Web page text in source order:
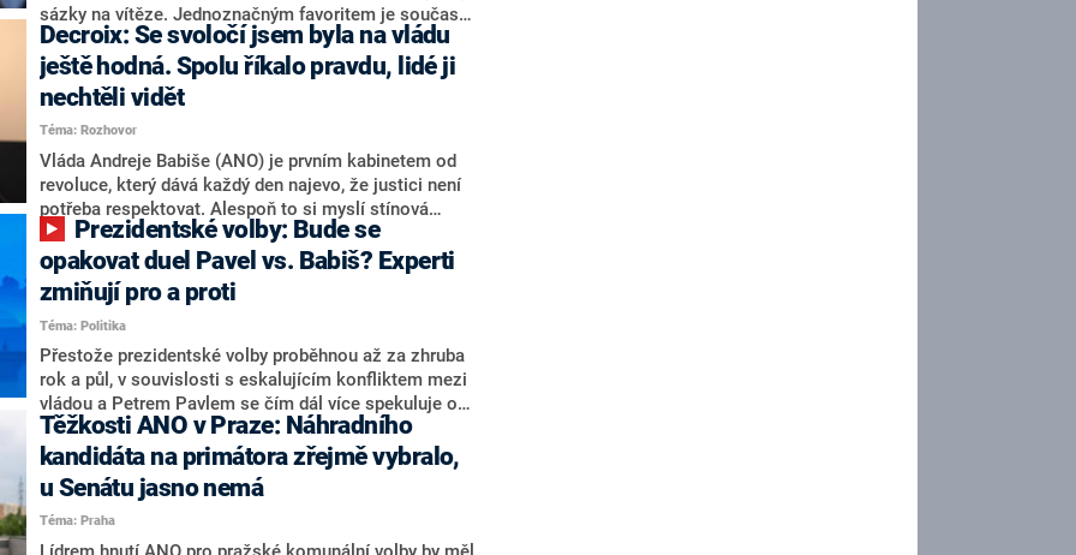
nepřítel, ale soupeř.
sázky na vítěze. Jednoznačným favoritem je současná
hlava státu Petr Pavel. Daleko za ním pak bookmakeři
zmiňují dva výrazné politiky ANO, tedy premiéra
Andreje Babiše a ministra průmyslu Karla Havlíčka.
Oblíbeným tipem samotných sázkařů je poslanec za
Motoristy Filip Turek. Politolog Jan Kubáček nicméně
o případné kandidatuře kohokoliv ze zmíněné trojice
značně pochybuje. Podle něj současná koalice dosud
nemá osobu, která by Pavlovi mohla konkurovat.
Decroix: Se svoločí jsem byla na vládu
ještě hodná. Spolu říkalo pravdu, lidé ji
nechtěli vidět
Téma: Rozhovor
Vláda Andreje Babiše (ANO) je prvním kabinetem od
revoluce, který dává každý den najevo, že justici není
potřeba respektovat. Alespoň to si myslí stínová
ministryně spravedlnosti ODS Eva Decroix. V
rozhovoru pro CNN Prima NEWS si nebrala servítky
ohledně politického výkonu svého nástupce Jeronýma
Tejce (za ANO) či vládní zmocněnkyně pro lidská
práva Taťány Malé (ANO). Označením „svoloč“ na
adresu vlády prý byla ještě hodná. Decroix se také
vrátila k volební porážce koalice Spolu či promluvila o
hnutí Naše Česko Martina Kuby.
opakovat duel Pavel vs. Babiš? Experti
zmiňují pro a proti
Téma: Politika
Přestože prezidentské volby proběhnou až za zhruba
rok a půl, v souvislosti s eskalujícím konfliktem mezi
vládou a Petrem Pavlem se čím dál více spekuluje o
tom, koho by do bitvy o Hrad mohla vyslat současná
koalice. Někteří političtí komentátoři znovu vytahují
jméno premiéra Andreje Babiše (ANO). Jak moc je
pravděpodobné, že se v prezidentských volbách 2028
bude znovu opakovat souboj z roku 2023?
Těžkosti ANO v Praze: Náhradního
kandidáta na primátora zřejmě vybralo,
u Senátu jasno nemá
Téma: Praha